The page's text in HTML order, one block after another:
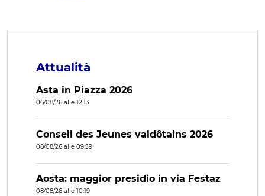
Attualità
Asta in Piazza 2026
06/08/26 alle 12:13
Conseil des Jeunes valdôtains 2026
08/08/26 alle 09:59
Aosta: maggior presidio in via Festaz
08/08/26 alle 10:19